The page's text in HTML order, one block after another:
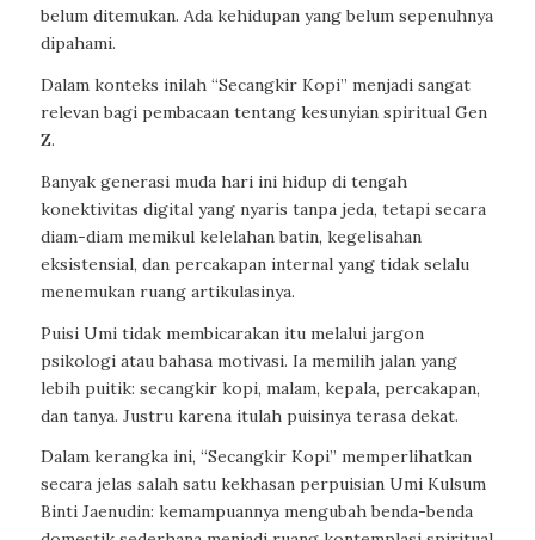
belum ditemukan. Ada kehidupan yang belum sepenuhnya
dipahami.
Dalam konteks inilah “Secangkir Kopi” menjadi sangat
relevan bagi pembacaan tentang kesunyian spiritual Gen
Z.
Banyak generasi muda hari ini hidup di tengah
konektivitas digital yang nyaris tanpa jeda, tetapi secara
diam-diam memikul kelelahan batin, kegelisahan
eksistensial, dan percakapan internal yang tidak selalu
menemukan ruang artikulasinya.
Puisi Umi tidak membicarakan itu melalui jargon
psikologi atau bahasa motivasi. Ia memilih jalan yang
lebih puitik: secangkir kopi, malam, kepala, percakapan,
dan tanya. Justru karena itulah puisinya terasa dekat.
Dalam kerangka ini, “Secangkir Kopi” memperlihatkan
secara jelas salah satu kekhasan perpuisian Umi Kulsum
Binti Jaenudin: kemampuannya mengubah benda-benda